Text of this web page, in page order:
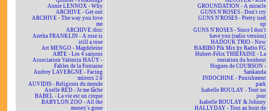
Annie LENNOX - Why
ARCHIVE - Get out
ARCHIVE - The way you love
me
ARCHIVE:disc
Aretha FRANKLIN - A rose is
still a rose
Art MENGO - Magdeleine
ARTE - Les 4 saisons
Association Valentin HAÜY -
Fables de la Fontaine
Audrey LAVERGNE - Facing
mirrors 2.0
AUVIDIS - Religions du monde
Axelle RED - Je me fâche
BABEL - La vie est un cirque
BABYLON ZOO - All the
money's gone
GROUNDATION - A miracle
GUNS N'ROSES - Don't cry
GUNS N'ROSES - Pretty tied
up
GUNS N'ROSES - Since I don't
have you (radio version)
HADOUK TRIO - Now
HARIBO Pik Mix by Radio FG
Hubert-Félix THIÉFAINE - La
tentation du bonheur
Hugues de COURSON -
Sankanda
INDOCHINE - Punishment
park
Isabelle BOULAY - Tout un
jour
Isabelle BOULAY & Johnny
HALLYDAY - Tout au bout de